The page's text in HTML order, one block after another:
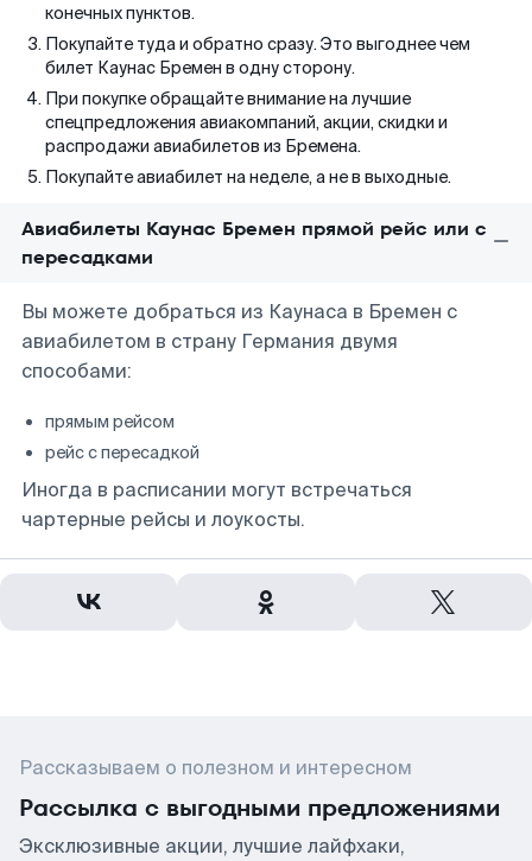
конечных пунктов.
Покупайте туда и обратно сразу. Это выгоднее чем
билет Каунас Бремен в одну сторону.
При покупке обращайте внимание на лучшие
спецпредложения авиакомпаний, акции, скидки и
распродажи авиабилетов из Бремена.
Покупайте авиабилет на неделе, а не в выходные.
Авиабилеты Каунас Бремен прямой рейс или с
пересадками
Вы можете добраться из Каунаса в Бремен с
авиабилетом в страну Германия двумя
способами:
прямым рейсом
рейс с пересадкой
Иногда в расписании могут встречаться
чартерные рейсы и лоукосты.
Рассказываем о полезном и интересном
Рассылка с выгодными предложениями
Эксклюзивные акции, лучшие лайфхаки,